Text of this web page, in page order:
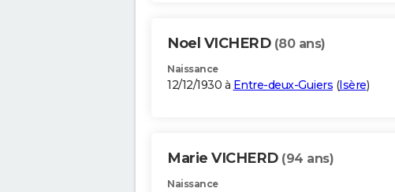
Noel VICHERD (80 ans)
Naissance
12/12/1930 à Entre-deux-Guiers (Isère)
Marie VICHERD (94 ans)
Naissance